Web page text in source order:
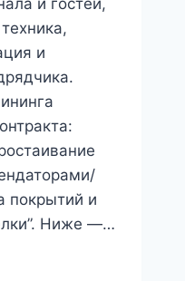
и
покрытий и
Ниже —…